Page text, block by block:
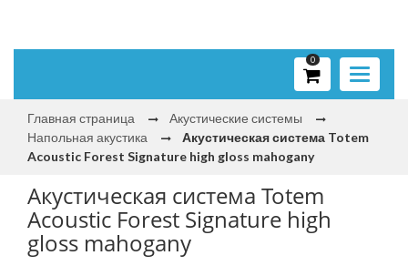
Toggle
0
Главная страница
Акустические системы
Напольная акустика
Акустическая система Totem
Acoustic Forest Signature high gloss mahogany
Акустическая система Totem
Acoustic Forest Signature high
gloss mahogany